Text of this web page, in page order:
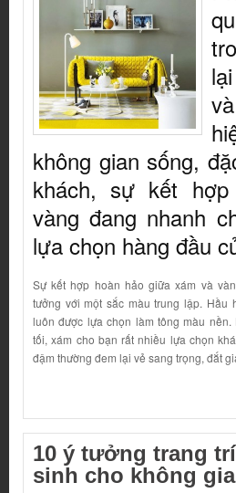
không gian sống,
khách, sự kết
vàng đang nhanh
lựa chọn hàng đầu
Sự kết hợp hoàn hảo giữa xám và
tưởng với một sắc màu trung lập. Hầu
luôn được lựa chọn làm tông màu
tối, xám cho bạn rất nhiều lựa chọn
đậm thường đem lại vẻ sang trọng, đắt
10 ý tưởng trang
sinh cho không